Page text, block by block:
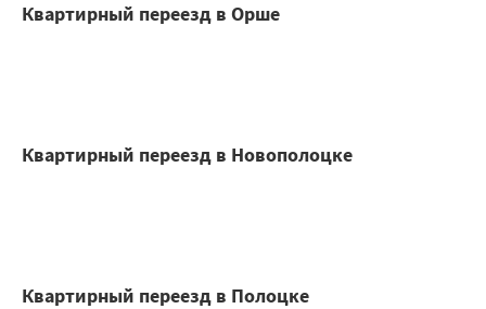
Квартирный переезд в Орше
Квартирный переезд в Новополоцке
Квартирный переезд в Полоцке